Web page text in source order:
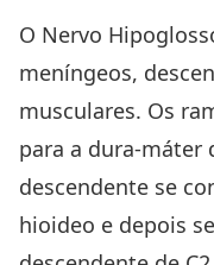
O Nervo
meníngeos,
musculares. Os
para a dura-máter
descendente se
hioideo e depois